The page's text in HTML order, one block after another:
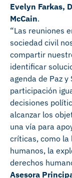
Evelyn Farkas,
McCain.
“Las reuniones
sociedad civil
compartir
identificar
agenda de Paz y
participación
decisiones
alcanzar los
una vía para
críticas, como la
humanos, la
derechos
Asesora